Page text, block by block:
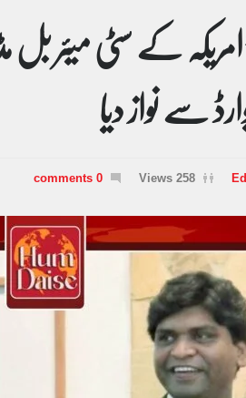
کے سٹی میئر بل
سے نواز دیا
258 Views
0 comments